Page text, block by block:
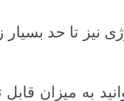
نیز تا حد
به میزان